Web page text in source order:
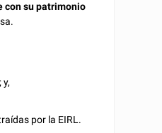
con su patrimonio
por la EIRL.